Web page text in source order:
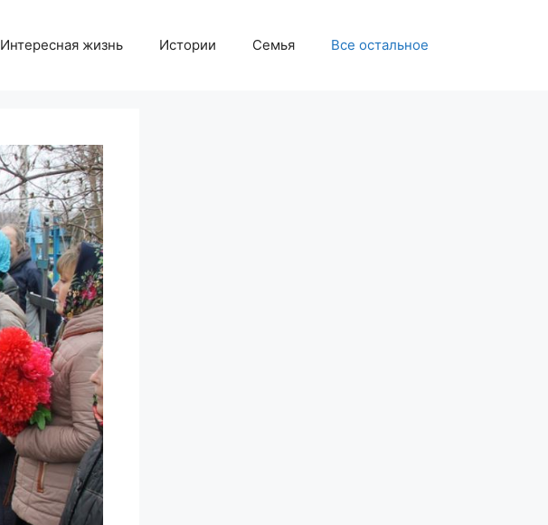
Интересная жизнь Истории Семья Все остальное